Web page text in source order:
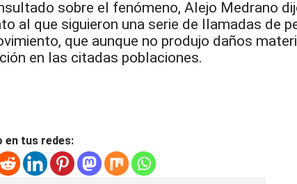
sobre el fenómeno, Alejo Medrano
al que siguieron una serie de llamadas de
que aunque no produjo daños
en las citadas poblaciones.
en tus redes: